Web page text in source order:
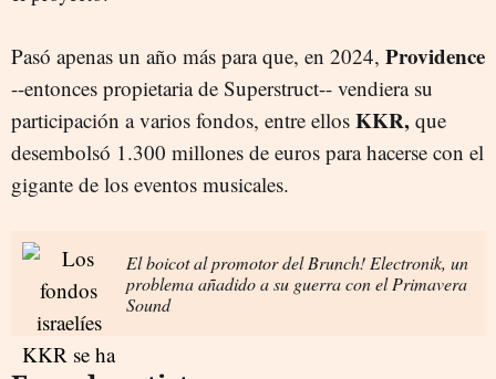
Pasó apenas un año más para que, en 2024, Providence
--entonces propietaria de Superstruct-- vendiera su
participación a varios fondos, entre ellos KKR, que
desembolsó 1.300 millones de euros para hacerse con el
gigante de los eventos musicales.
El boicot al promotor del Brunch! Electronik, un
problema añadido a su guerra con el Primavera
Sound